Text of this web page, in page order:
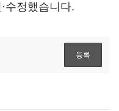
수정했습니다.